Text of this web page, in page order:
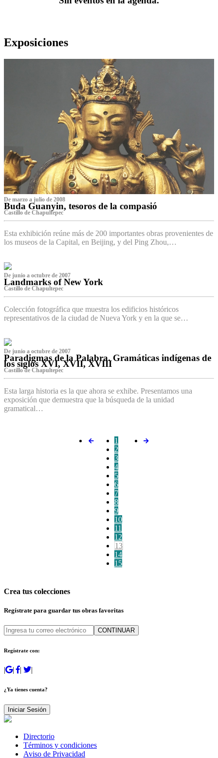
Exposiciones
De marzo a julio de 2008
Buda Guanyin, tesoros de la compasió
Castillo de Chapultepec
Esta exhibición reúne más de 200 importantes obras provenientes de
los museos de la Capital, en Beijing, y del Ping Zhou,…
De junio a octubre de 2007
Landmarks of New York
Castillo de Chapultepec
Colección fotográfica que muestra los edificios históricos
representativos de la ciudad de Nueva York y en la que se…
De junio a octubre de 2007
Paradigmas de la Palabra. Gramáticas indígenas de
los siglos XVI, XVII, XVIII
Castillo de Chapultepec
Esta larga historia es la que ahora se exhibe. Presentamos una
exposición que demuestra que la búsqueda de la unidad
gramatical…
1
2
3
4
5
6
7
8
9
10
11
12
13
14
15
Crea tus colecciones
Regístrate para guardar tus obras favoritas
CONTINUAR
Regístrate con:
| | | |
¿Ya tienes cuenta?
Iniciar Sesión
Directorio
Términos y condiciones
Aviso de Privacidad